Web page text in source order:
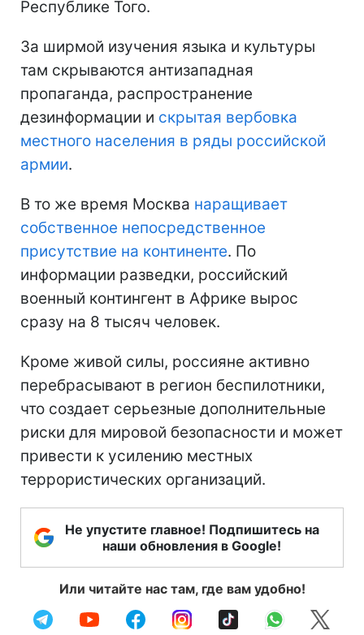
Республике Того.
За ширмой изучения языка и культуры
там скрываются антизападная
пропаганда, распространение
дезинформации и скрытая вербовка
местного населения в ряды российской
армии.
В то же время Москва наращивает
собственное непосредственное
присутствие на континенте. По
информации разведки, российский
военный контингент в Африке вырос
сразу на 8 тысяч человек.
Кроме живой силы, россияне активно
перебрасывают в регион беспилотники,
что создает серьезные дополнительные
риски для мировой безопасности и может
привести к усилению местных
террористических организаций.
Не упустите главное! Подпишитесь на
наши обновления в Google!
Или читайте нас там, где вам удобно!